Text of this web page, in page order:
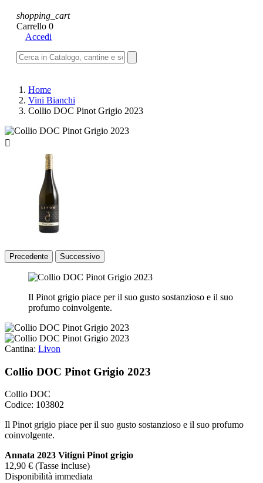
shopping_cart
Carrello 0
Accedi
Home
Vini Bianchi
Collio DOC Pinot Grigio 2023

Precedente Successivo
Il Pinot grigio piace per il suo gusto sostanzioso e il suo
profumo coinvolgente.
Cantina: Livon
Collio DOC Pinot Grigio 2023
Collio DOC
Codice: 103802
Il Pinot grigio piace per il suo gusto sostanzioso e il suo profumo
coinvolgente.
Annata 2023 Vitigni Pinot grigio
12,90 € (Tasse incluse)
Disponibilità immediata